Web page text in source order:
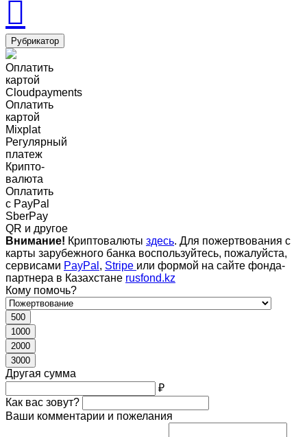
Рубрикатор
Оплатить
картой
Cloudpayments
Оплатить
картой
Mixplat
Регулярный
платеж
Крипто-
валюта
Оплатить
c PayPal
SberPay
QR и другое
Внимание! Криптовалюты здесь. Для пожертвования с
карты зарубежного банка воспользуйтесь, пожалуйста,
сервисами PayPal , Stripe или формой на сайте фонда-
партнера в Казахстане rusfond.kz
Кому помочь?
500
1000
2000
3000
Другая сумма
₽
Как вас зовут?
Ваши комментарии и пожелания